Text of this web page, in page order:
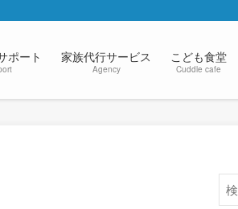
ポート 家族代行サービス
Agency
こども食堂
Cuddle cafe